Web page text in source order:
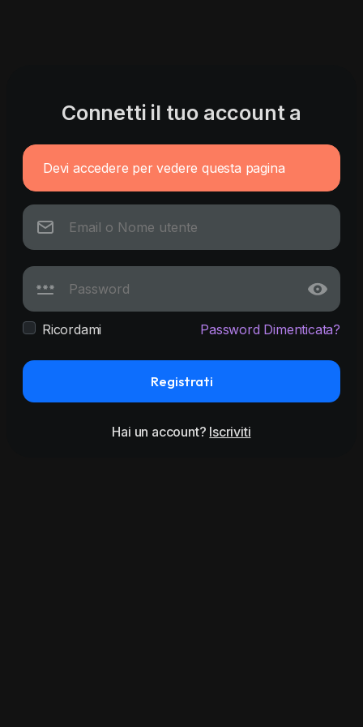
Connetti il tuo account a
Devi accedere per vedere questa pagina
Ricordami Password Dimenticata?
Registrati
Hai un account? Iscriviti